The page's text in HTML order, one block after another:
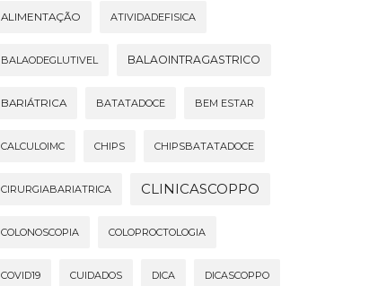
ALIMENTAÇÃO ATIVIDADEFISICA
BALAODEGLUTIVEL BALAOINTRAGASTRICO
BARIÁTRICA BATATADOCE BEM ESTAR
CALCULOIMC CHIPS CHIPSBATATADOCE
CIRURGIABARIATRICA CLINICASCOPPO
COLONOSCOPIA COLOPROCTOLOGIA
COVID19 CUIDADOS DICA DICASCOPPO